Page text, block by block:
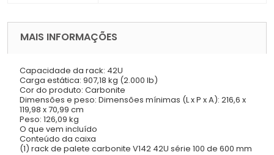
MAIS INFORMAÇÕES
Capacidade da rack: 42U
Carga estática: 907,18 kg (2.000 lb)
Cor do produto: Carbonite
Dimensões e peso: Dimensões mínimas (L x P x A): 216,6 x
119,98 x 70,99 cm
Peso: 126,09 kg
O que vem incluído
Conteúdo da caixa
(1) rack de palete carbonite V142 42U série 100 de 600 mm